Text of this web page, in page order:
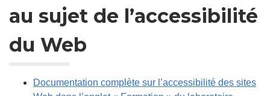
au sujet de l’accessibilité
du Web
Documentation complète sur l’accessibilité des sites